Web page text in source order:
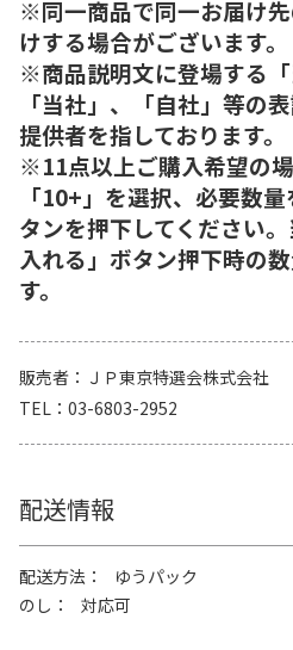
※同一商品で同一お届け
けする場合がございます。
※商品説明文に登場する「
「当社」、「自社」等の
提供者を指しております。
※11点以上ご購入希望の
「10+」を選択、必要数
タンを押下してください
入れる」ボタン押下時の
す。
販売者
ＪＰ東京特選会株式会社
TEL
03-6803-2952
配送情報
配送方法
ゆうパック
のし
対応可